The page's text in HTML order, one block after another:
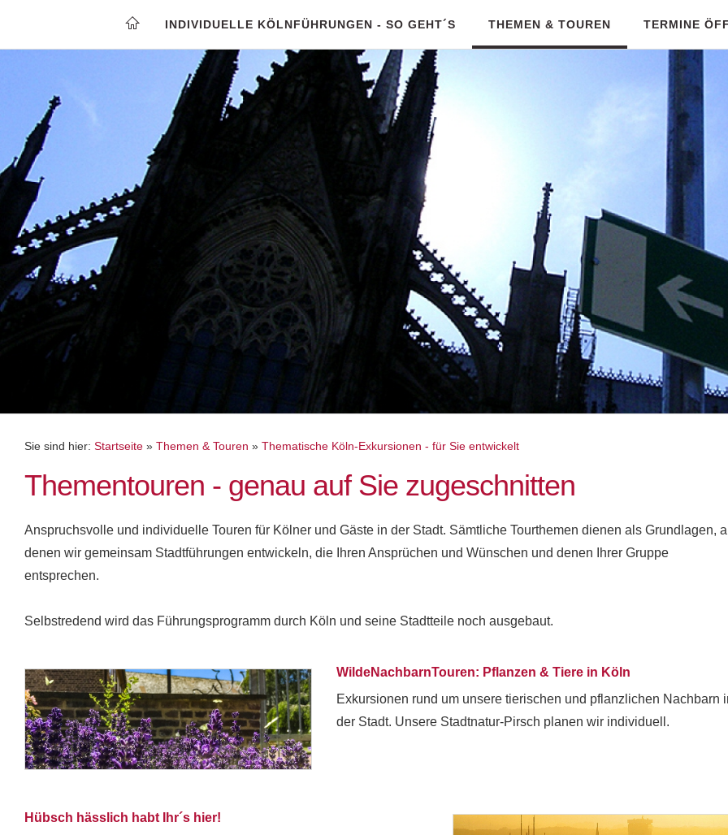
INDIVIDUELLE KÖLNFÜHRUNGEN - SO GEHT´S THEMEN & TOUREN TERMINE
Sie sind hier: Startseite » Themen & Touren » Thematische Köln-Exkursionen - für Sie entwickelt
Thementouren - genau auf Sie zugeschnitten
Anspruchsvolle und individuelle Touren für Kölner und Gäste in der Stadt. Sämtliche Tourthemen dienen als Grundlagen,
denen wir gemeinsam Stadtführungen entwickeln, die Ihren Ansprüchen und Wünschen und denen Ihrer Gruppe
entsprechen.
Selbstredend wird das Führungsprogramm durch Köln und seine Stadtteile noch ausgebaut.
WildeNachbarnTouren: Pflanzen & Tiere in Köln
Exkursionen rund um unsere tierischen und pflanzlichen Nachbarn
der Stadt. Unsere Stadtnatur-Pirsch planen wir individuell.
Hübsch hässlich habt Ihr´s hier!